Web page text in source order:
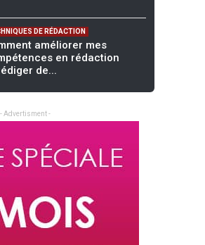
DE RÉDACTION
améliorer mes
en rédaction
de...
- Advertisment -